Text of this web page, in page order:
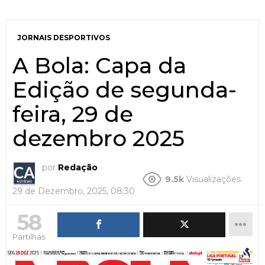
JORNAIS DESPORTIVOS
A Bola: Capa da
Edição de segunda-
feira, 29 de
dezembro 2025
por Redação
29 de Dezembro, 2025, 08:30
9.5k Visualizações
58
Partilhas